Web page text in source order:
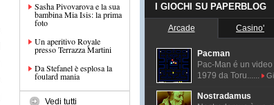
Sasha Pivovarova e la sua
bambina Mia Isis: la prima
foto
Un aperitivo Royale
presso Terrazza Martini
Da Stefanel è esplosa la
foulard mania
Vedi tutti
I GIOCHI SU PAPERBLOG
Arcade Casino'
Pacman
Pac-Man é un
1979 da Toru......
Nostradamus